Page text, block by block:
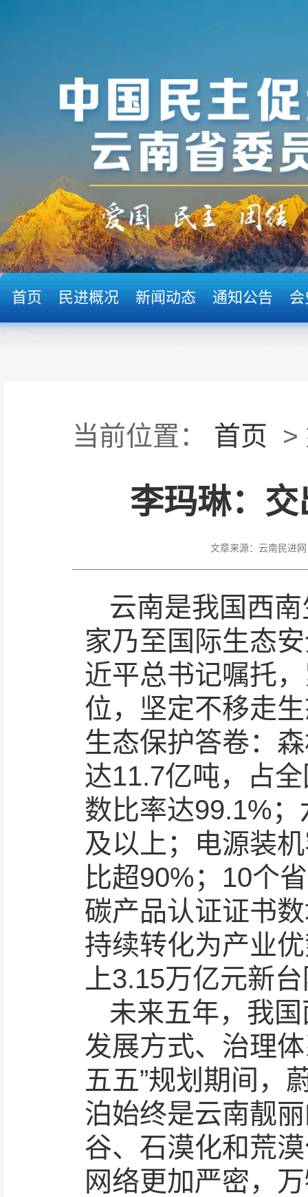
首页 民进概况 新闻动态 通知公告 会
当前位置： 首页 >
李玛琳：
文章来源： 云南民进网
云南是我国西
家乃至国际生态
近平总书记嘱托
位，坚定不移走
生态保护答卷：
达11.7亿吨，占
数比率达99.1%
及以上；电源装
比超90%；10个
碳产品认证证书
持续转化为产业
上3.15万亿元新
未来五年，我
发展方式、治理
五五”规划期间，
泊始终是云南靓
谷、石漠化和荒
网络更加严密，